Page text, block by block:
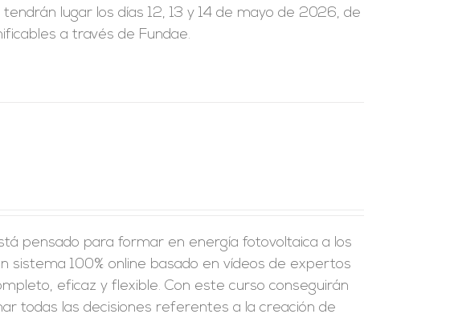
lugar los días 12, 13 y 14 de mayo de 2026, de
a través de Fundae.
pensado para formar en energía fotovoltaica a los
sistema 100% online basado en vídeos de expertos
eficaz y flexible. Con este curso conseguirán
todas las decisiones referentes a la creación de